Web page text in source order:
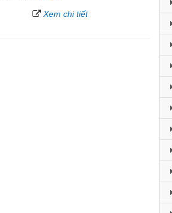
Xem chi tiết